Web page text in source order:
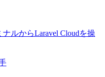
ルからLaravel Cloudを操